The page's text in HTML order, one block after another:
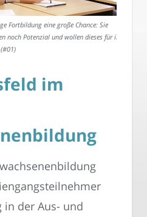
Fortbildung eine große Chance: Sie
noch Potenzial und wollen dieses für ihr
im
in der Aus- und